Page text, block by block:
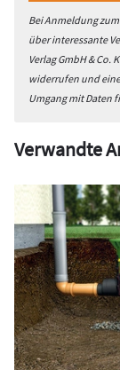
Bei Anmeldung
über interessante
Verlag GmbH &
widerrufen und
Umgang mit Daten
Verwandte